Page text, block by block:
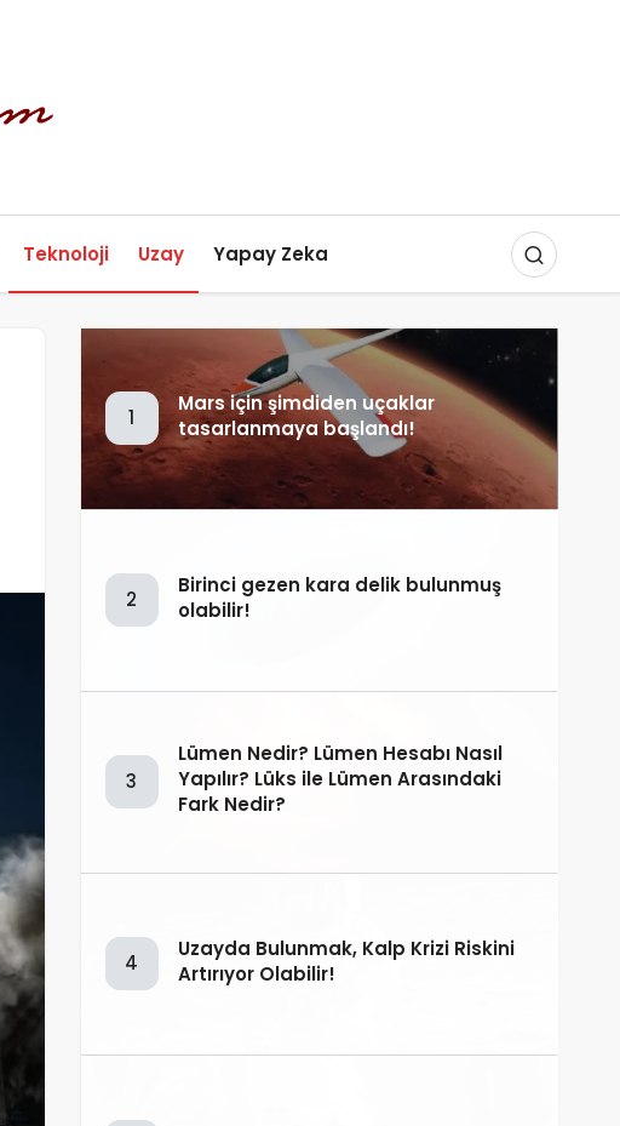
Teknoloji Uzay Yapay Zeka
1
Mars için şimdiden uçaklar
tasarlanmaya başlandı!
2
Birinci gezen kara delik bulunmuş
olabilir!
3
Lümen Nedir? Lümen Hesabı Nasıl
Yapılır? Lüks ile Lümen Arasındaki
Fark Nedir?
4
Uzayda Bulunmak, Kalp Krizi Riskini
Artırıyor Olabilir!